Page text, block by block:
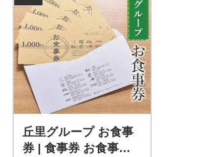
丘里グループ お食事
券 | 食事券 お食事券